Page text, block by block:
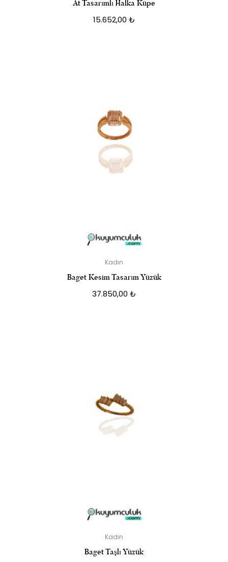
At Tasarımlı Halka Küpe
15.652,00 ₺
Kadın
Baget Kesim Tasarım Yüzük
37.850,00 ₺
Kadın
Baget Taşlı Yüzük